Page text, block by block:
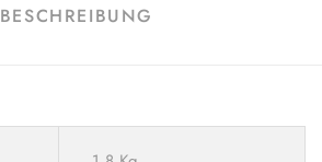
BESCHREIBUNG